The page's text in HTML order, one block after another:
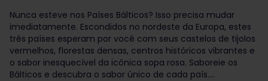
Nunca esteve nos Países Bálticos? Isso precisa mudar
imediatamente. Escondidos no nordeste da Europa, estes
três países esperam por você com seus castelos de tijolos
vermelhos, florestas densas, centros históricos vibrantes e
o sabor inesquecível da icônica sopa rosa. Saboreie os
Bálticos e descubra o sabor único de cada país.